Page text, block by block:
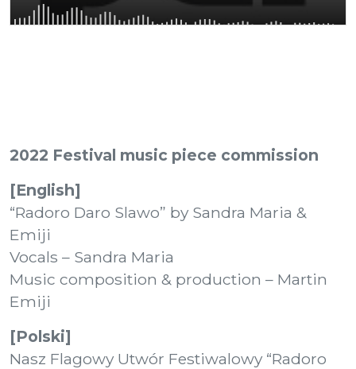
2022 Festival music piece commission
[English]
“Radoro Daro Slawo” by Sandra Maria &
Emiji
Vocals – Sandra Maria
Music composition & production – Martin
Emiji
[Polski]
Nasz Flagowy Utwór Festiwalowy “Radoro